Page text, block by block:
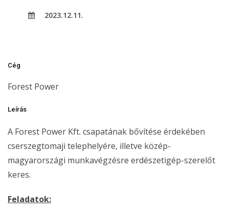
2023.12.11.
Cég
Forest Power
Leírás
A Forest Power Kft. csapatának bővítése érdekében
cserszegtomaji telephelyére, illetve közép-
magyarországi munkavégzésre erdészetigép-szerelőt
keres.
Feladatok: